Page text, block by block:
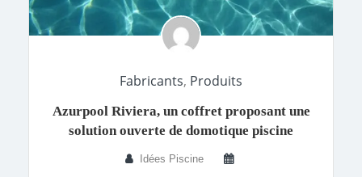
Fabricants, Produits
Azurpool Riviera, un coffret proposant une
solution ouverte de domotique piscine
Idées Piscine